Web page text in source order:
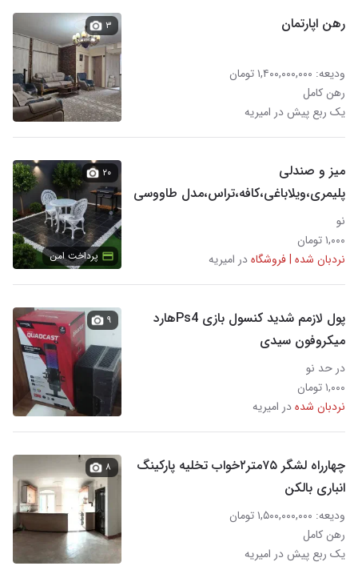
رهن اپارتمان
ودیعه: ۱,۴۰۰,۰۰۰,۰۰۰ تومان
رهن کامل
یک ربع پیش در امیریه
۳
میز و صندلی
پلیمری،ویلاباغی،کافه،تراس،مدل طاووسی
نو
۱,۰۰۰ تومان
نردبان شده | فروشگاهدر امیریه
۲۰
پرداخت امن
پول لازمم شدید کنسول بازی Ps4هارد
میکروفون سیدی
در حد نو
۱,۰۰۰ تومان
نردبان شدهدر امیریه
۹
چهارراه لشگر ۷۵متر۲خواب تخلیه پارکینگ
انباری بالکن
ودیعه: ۱,۵۰۰,۰۰۰,۰۰۰ تومان
رهن کامل
یک ربع پیش در امیریه
۸